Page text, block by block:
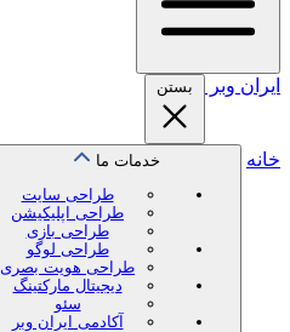
ایران وبر بستن
خانه
خدمات ما
طراحی سایت
طراحی اپلیکیشن
طراحی بازی
طراحی لوگو
طراحی هویت بصری
دیجیتال مارکتینگ
سئو
آکادمی ایران وبر